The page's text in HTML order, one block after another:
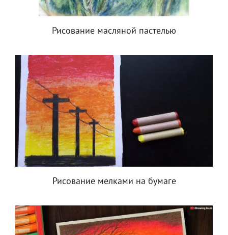
Рисование масляной пастелью
Рисование мелками на бумаге